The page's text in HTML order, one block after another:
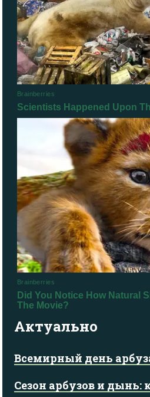
Актуально
Всемирный день
Сезон арбузов и дынь: